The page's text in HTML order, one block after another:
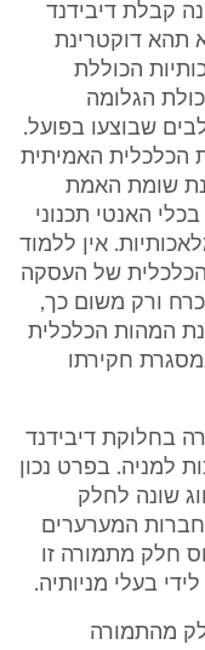
קבלת דיבידנד
תהא דוקטרינת
הכוללת
הגלומה
שבוצעו בפועל.
הכלכלית האמיתית
שומת האמת
האנטי תכנוני
אין ללמוד
של העסקה
ורק משום כך,
המהות הכלכלית
חקירתו
בחלוקת דיבידנד
למניה. בפרט נכון
שונה לחלק
המערערים
חלק מתמורה זו
בעלי מניותיה.
מהתמורה